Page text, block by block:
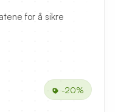
for å sikre
-20%